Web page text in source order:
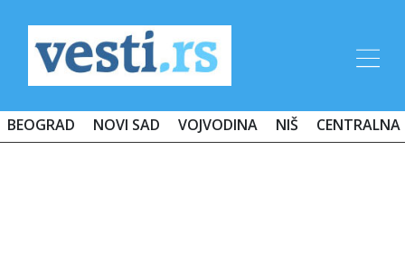
BEOGRAD NOVI SAD VOJVODINA NIŠ CENTRALNA